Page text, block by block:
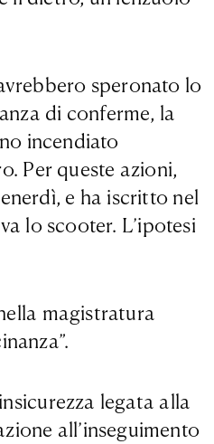
speronato lo
di conferme, la
incendiato
Per queste azioni,
e ha iscritto nel
lo scooter. L’ipotesi
magistratura
legata alla
all’inseguimento